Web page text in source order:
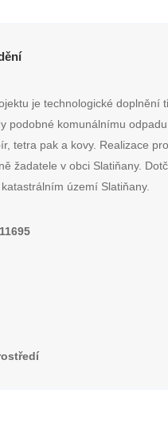
je technologické doplnění
podobné komunálnímu
tetra pak a kovy. Realizace
žadatele v obci Slatiňany.
území Slatiňany.